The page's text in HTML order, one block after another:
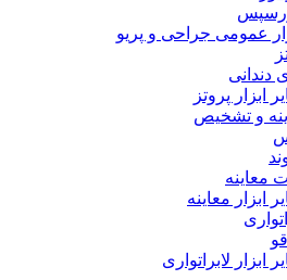
عمومی جراحی و پریو
دندانی
ابزار پروتز
و تشخیص
معاینه
ابزار معاینه
ابزار لابراتواری